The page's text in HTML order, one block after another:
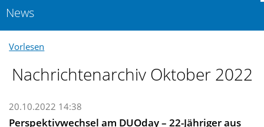
News
Vorlesen
Nachrichtenarchiv Oktober 2022
20.10.2022 14:38
Perspektivwechsel am DUOday – 22-Jähriger aus